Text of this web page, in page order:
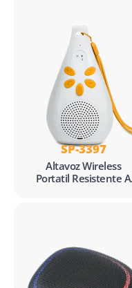
SP-3397
Altavoz Wireless
Portatil Resistente A